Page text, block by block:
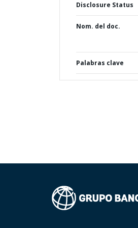
Disclosure Status
Nom. del doc.
Palabras clave